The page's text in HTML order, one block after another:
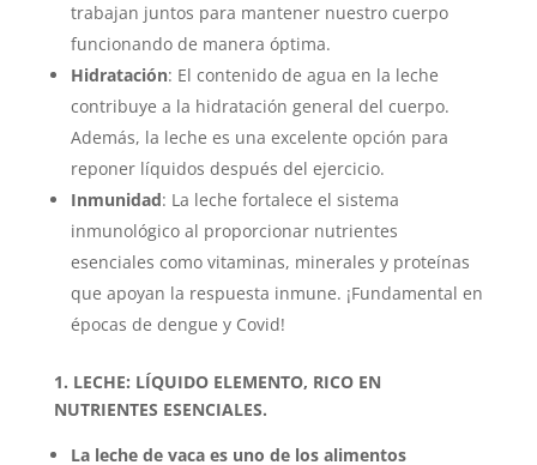
trabajan juntos para mantener nuestro cuerpo
funcionando de manera óptima.
Hidratación: El contenido de agua en la leche
contribuye a la hidratación general del cuerpo.
Además, la leche es una excelente opción para
reponer líquidos después del ejercicio.
Inmunidad: La leche fortalece el sistema
inmunológico al proporcionar nutrientes
esenciales como vitaminas, minerales y proteínas
que apoyan la respuesta inmune. ¡Fundamental en
épocas de dengue y Covid!
1. LECHE: LÍQUIDO ELEMENTO, RICO EN
NUTRIENTES ESENCIALES.
La leche de vaca es uno de los alimentos